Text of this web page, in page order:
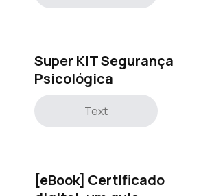
Super KIT Segurança
Psicológica
Text
[eBook] Certificado